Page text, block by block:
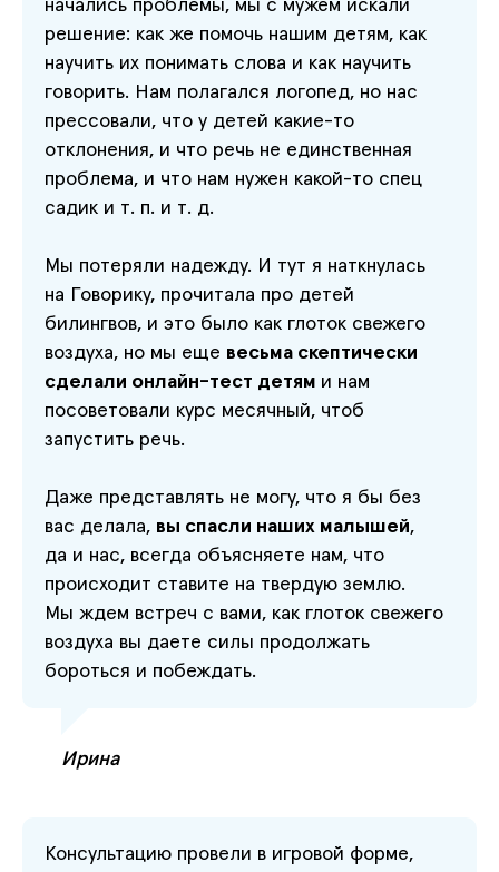
начались проблемы, мы с мужем искали
решение: как же помочь нашим детям, как
научить их понимать слова и как научить
говорить. Нам полагался логопед, но нас
прессовали, что у детей какие-то
отклонения, и что речь не единственная
проблема, и что нам нужен какой-то спец
садик и т. п. и т. д.
Мы потеряли надежду. И тут я наткнулась
на Говорику, прочитала про детей
билингвов, и это было как глоток свежего
воздуха, но мы еще весьма скептически
сделали онлайн-тест детям и нам
посоветовали курс месячный, чтоб
запустить речь.
Даже представлять не могу, что я бы без
вас делала, вы спасли наших малышей,
да и нас, всегда объясняете нам, что
происходит ставите на твердую землю.
Мы ждем встреч с вами, как глоток свежего
воздуха вы даете силы продолжать
бороться и побеждать.
Ирина
Консультацию провели в игровой форме,